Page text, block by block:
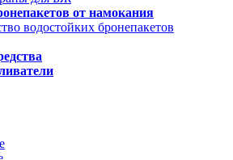
от намокания
водостойких бронепакетов